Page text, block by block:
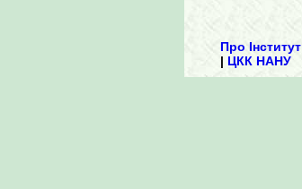
Про Інститут
| ЦКК НАНУ